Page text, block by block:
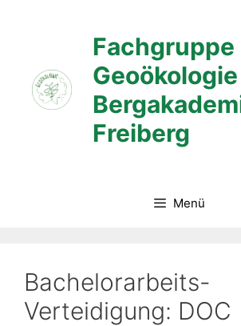
Fachgruppe
Freiberg
Menü
Bachelorarbeits-
Verteidigung: DOC